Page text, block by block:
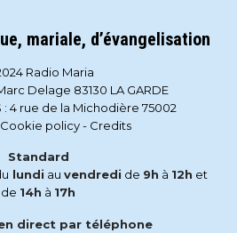
mariale, d’évangelisation
Radio Maria
Delage 83130 LA GARDE
: 4 rue de la Michodière 75002
Cookie policy- Credits
Standard
lundi au vendredi de 9h à 12h et
de 14h à 17h
direct par téléphone